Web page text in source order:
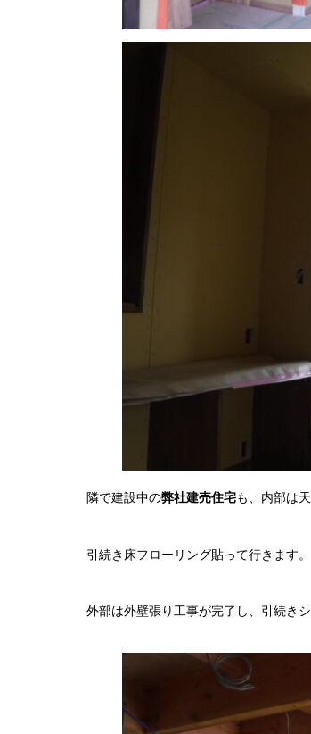
隣で建設中の弊社建売住宅も、内部は
引続き床フローリング貼って行きます。
外部は外壁張り工事が完了し、引続き